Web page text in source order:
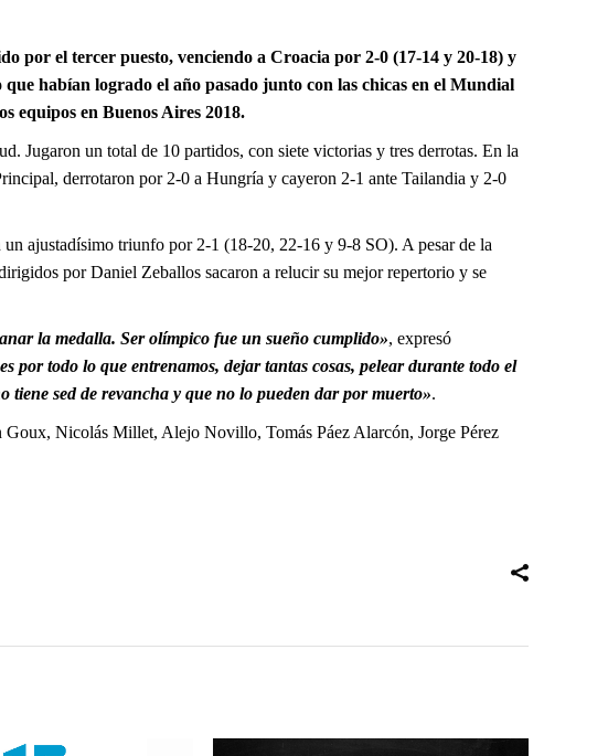
por el tercer puesto, venciendo a Croacia por 2-0 (17-14 y 20-18) y
habían logrado el año pasado junto con las chicas en el Mundial
equipos en Buenos Aires 2018.
Jugaron un total de 10 partidos, con siete victorias y tres derrotas. En la
derrotaron por 2-0 a Hungría y cayeron 2-1 ante Tailandia y 2-0
ajustadísimo triunfo por 2-1 (18-20, 22-16 y 9-8 SO). A pesar de la
por Daniel Zeballos sacaron a relucir su mejor repertorio y se
la medalla. Ser olímpico fue un sueño cumplido», expresó
por todo lo que entrenamos, dejar tantas cosas, pelear durante todo el
sed de revancha y que no lo pueden dar por muerto».
Nicolás Millet, Alejo Novillo, Tomás Páez Alarcón, Jorge Pérez